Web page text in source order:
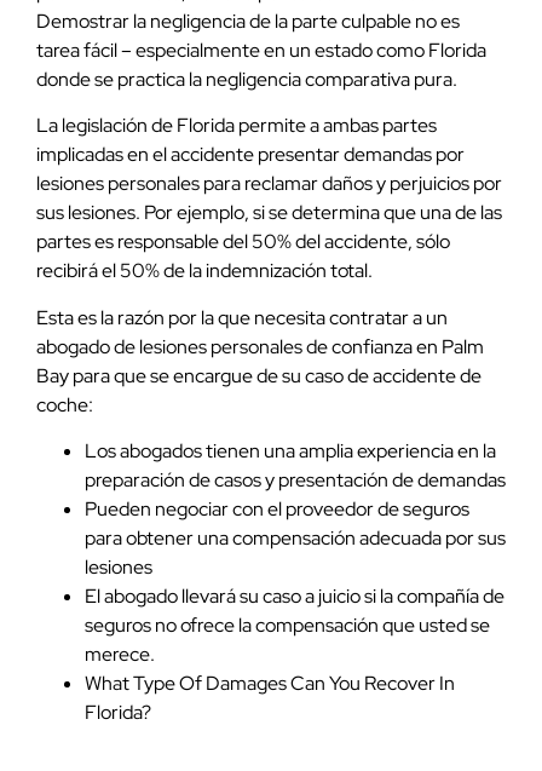
Demostrar la negligencia de la parte culpable no es
tarea fácil – especialmente en un estado como Florida
donde se practica la negligencia comparativa pura.
La legislación de Florida permite a ambas partes
implicadas en el accidente presentar demandas por
lesiones personales para reclamar daños y perjuicios por
sus lesiones. Por ejemplo, si se determina que una de las
partes es responsable del 50% del accidente, sólo
recibirá el 50% de la indemnización total.
Esta es la razón por la que necesita contratar a un
abogado de lesiones personales de confianza en Palm
Bay para que se encargue de su caso de accidente de
coche:
Los abogados tienen una amplia experiencia en la
preparación de casos y presentación de demandas
Pueden negociar con el proveedor de seguros
para obtener una compensación adecuada por sus
lesiones
El abogado llevará su caso a juicio si la compañía de
seguros no ofrece la compensación que usted se
merece.
What Type Of Damages Can You Recover In
Florida?